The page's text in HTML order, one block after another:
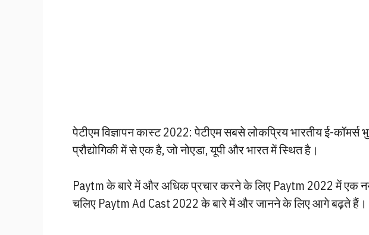
पेटीएम विज्ञापन कास्ट 2022: पेटीएम सबसे लोकप्रिय भारतीय ई-कॉमर्स
प्रौद्योगिकी में से एक है, जो नोएडा, यूपी और भारत में स्थित है।
Paytm के बारे में और अधिक प्रचार करने के लिए Paytm 2022 में एक
चलिए Paytm Ad Cast 2022 के बारे में और जानने के लिए आगे बढ़ते हैं।